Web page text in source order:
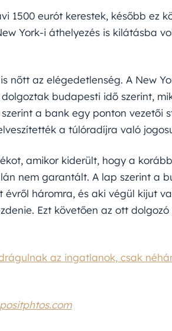
1500 eurót kerestek, később ez
York-i áthelyezés is kilátásba
nőtt az elégedetlenség. A New
budapesti idő szerint,
a bank egy ponton vezetői
a túlóradíjra való
amikor kiderült, hogy a
nem garantált. A lap szerint a
háromra, és aki végül kijut
Ezt követően az ott dolgozó
az ingatlanok, csak